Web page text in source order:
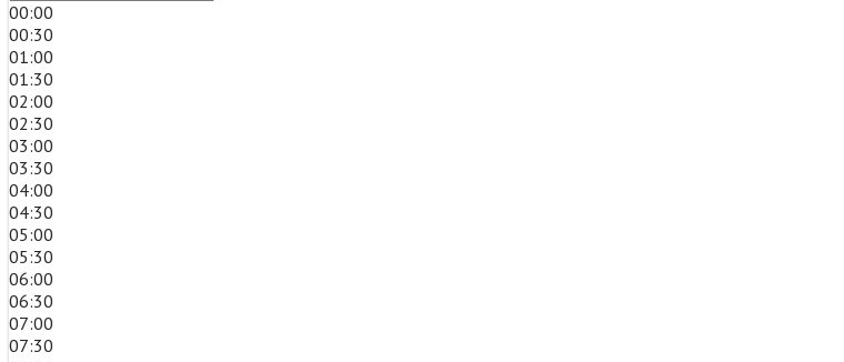
00:00
00:30
01:00
01:30
02:00
02:30
03:00
03:30
04:00
04:30
05:00
05:30
06:00
06:30
07:00
07:30